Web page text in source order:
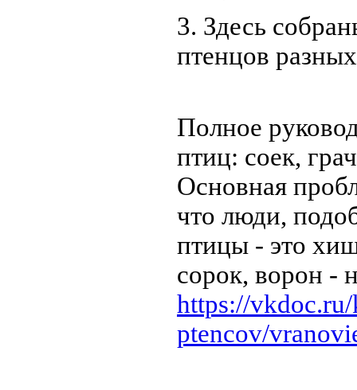
3. Здесь
птенцов
Полное
птиц: соек,
Основная
что люди,
птицы - это
сорок, ворон
https://
ptencov/